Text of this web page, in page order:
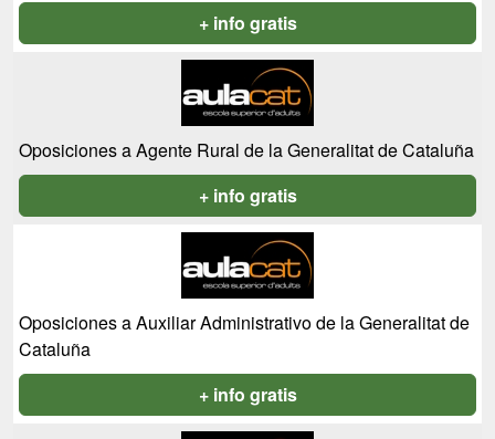
+ info gratis
Oposiciones a Agente Rural de la Generalitat de Cataluña
+ info gratis
Oposiciones a Auxiliar Administrativo de la Generalitat de
Cataluña
+ info gratis